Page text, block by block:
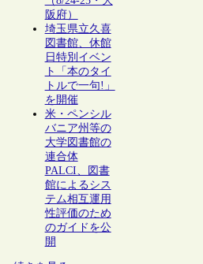
阪府）
埼玉県立久喜
図書館、休館
日特別イベン
ト「本のタイ
トルで一句!」
を開催
米・ペンシル
バニア州等の
大学図書館の
連合体
PALCI、図書
館によるシス
テム相互運用
性評価のため
のガイドを公
開